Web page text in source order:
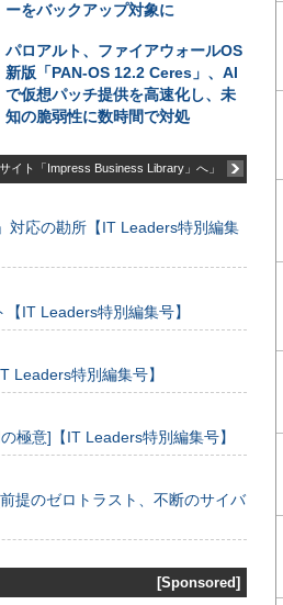
ーをバックアップ対象に
パロアルト、ファイアウォールOS
新版「PAN-OS 12.2 Ceres」、AI
で仮想パッチ提供を高速化し、未
知の脆弱性に数時間で対処
イト「Impress Business Library」へ」
対応の勘所【IT Leaders特別編集
IT Leaders特別編集号】
Leaders特別編集号】
極意]【IT Leaders特別編集号】
提のゼロトラスト、不断のサイバ
[Sponsored]